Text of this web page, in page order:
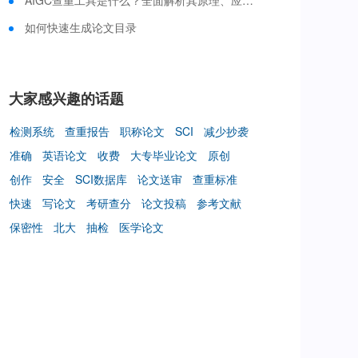
如何快速生成论文目录
大家感兴趣的话题
检测系统 查重报告 职称论文 SCI
减少抄袭
准确
英语论文 收费 大专毕业论文
原创
创作
安全 SCI数据库 论文送审
查重标准
快速
写论文 考研查分 论文投稿
参考文献
保密性
北大 抽检 医学论文